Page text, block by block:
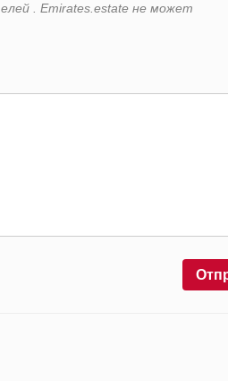
. Emirates.estate не может